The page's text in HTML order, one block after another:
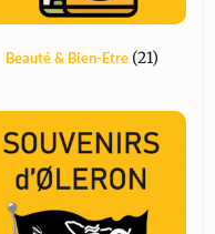
Beauté & Bien-Etre (21)